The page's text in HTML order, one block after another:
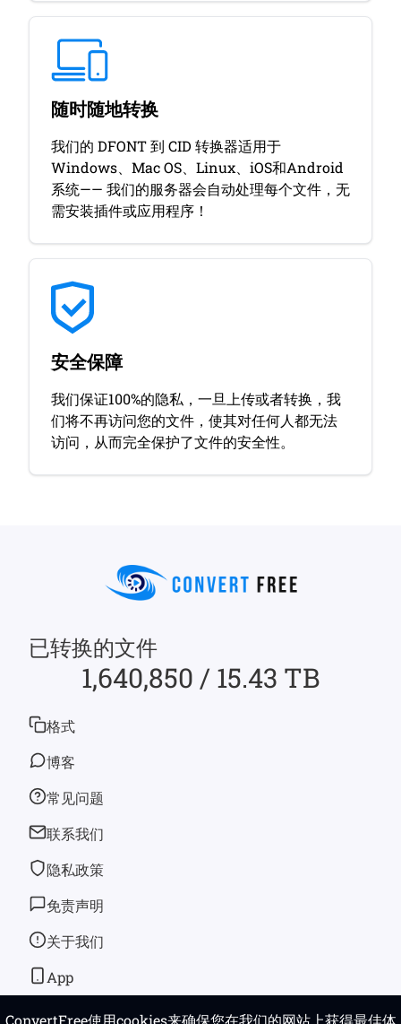
随时随地转换
我们的 DFONT 到 CID 转换器适用于
Windows、Mac OS、Linux、iOS和Android
系统—— 我们的服务器会自动处理每个文件，无
需安装插件或应用程序！
安全保障
我们保证100%的隐私，一旦上传或者转换，我
们将不再访问您的文件，使其对任何人都无法
访问，从而完全保护了文件的安全性。
ConvertFree使用cookies来确保您在我们的网站上获得最佳体
已转换的文件
1,640,850 / 15.43 TB
格式
博客
常见问题
联系我们
隐私政策
免责声明
关于我们
App